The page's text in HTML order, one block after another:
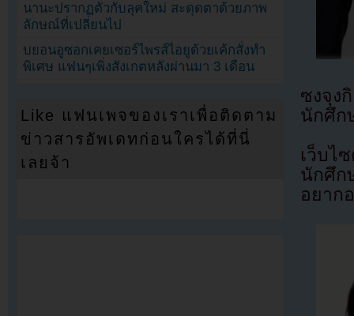
ซงจุง
นักศึก
เว็บ
นักศึก
อยาก
นานะปรากฏตัวกับลุคใหม่ สะดุดตาด้วยภาพ
ลักษณ์ที่เปลี่ยนไป
บยอนอูซอกเคยเซอร์ไพรส์ไอยูด้วยเค้กสั่งทำ
พิเศษ แฟนๆเพิ่งสังเกตหลังผ่านมา 3 เดือน
Like แฟนเพจของเราเพื่อติดตาม
ข่าวสารอัพเดทก่อนใครได้ที่นี่
เลยจ้า